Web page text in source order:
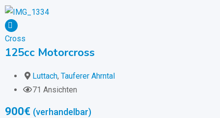
Cross
125cc Motorcross
Luttach, Tauferer Ahrntal
71 Ansichten
900€ (verhandelbar)